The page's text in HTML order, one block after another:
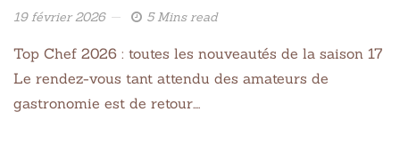
19 février 2026 5 Mins read
Top Chef 2026 : toutes les nouveautés de la saison 17
Le rendez-vous tant attendu des amateurs de
gastronomie est de retour….